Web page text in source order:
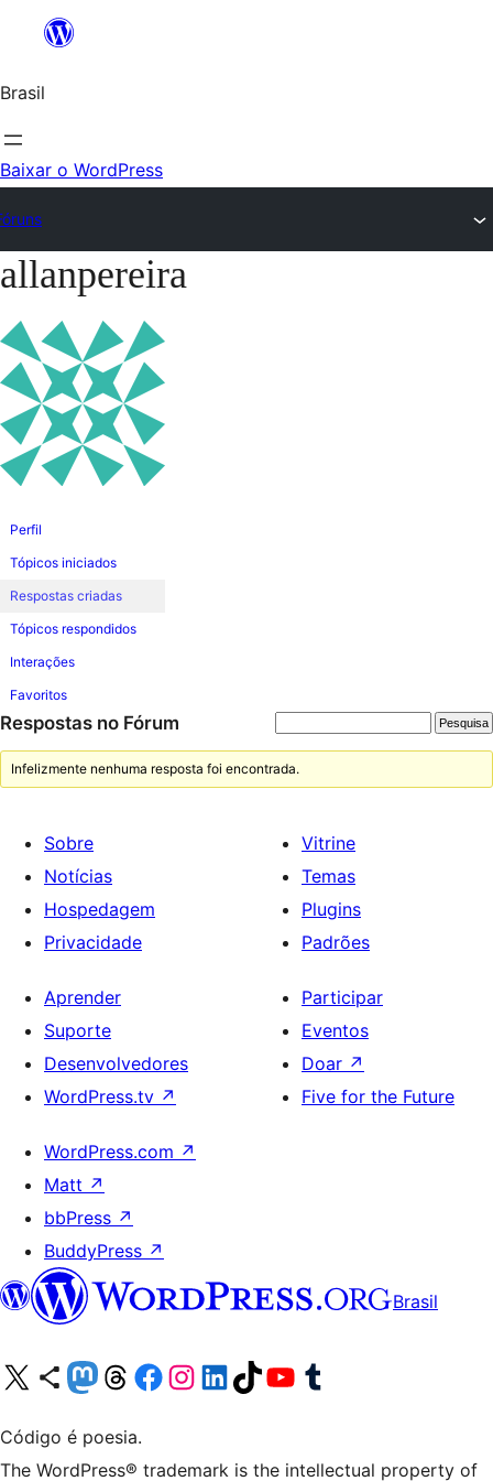
o
conteúdo
Brasil
Baixar o WordPress
Pular
o
conteúdo
allanpereira
Perfil
Tópicos iniciados
Respostas criadas
Tópicos respondidos
Interações
Favoritos
Respostas no Fórum
Infelizmente nenhuma resposta foi encontrada.
Sobre
Notícias
Hospedagem
Privacidade
Vitrine
Temas
Plugins
Padrões
Aprender
Suporte
Desenvolvedores
WordPress.tv ↗
Participar
Eventos
Doar ↗
Five for the Future
WordPress.com ↗
Matt ↗
bbPress ↗
BuddyPress ↗
Brasil
Acessar nossa conta do X (antigo Twitter)
Acessar nossa conta do Bluesky
Acessar nossa conta do Mastodon
Acessar nossa conta do Threads
Acessar nossa página do Facebook
Acessar nossa conta do Instagram
Acessar nossa conta do LinkedIn
Acessar nossa conta do TikTok
Acessar nosso canal do YouTube
Acessar nossa conta no Tumblr
Código é poesia.
The WordPress® trademark is the intellectual property of